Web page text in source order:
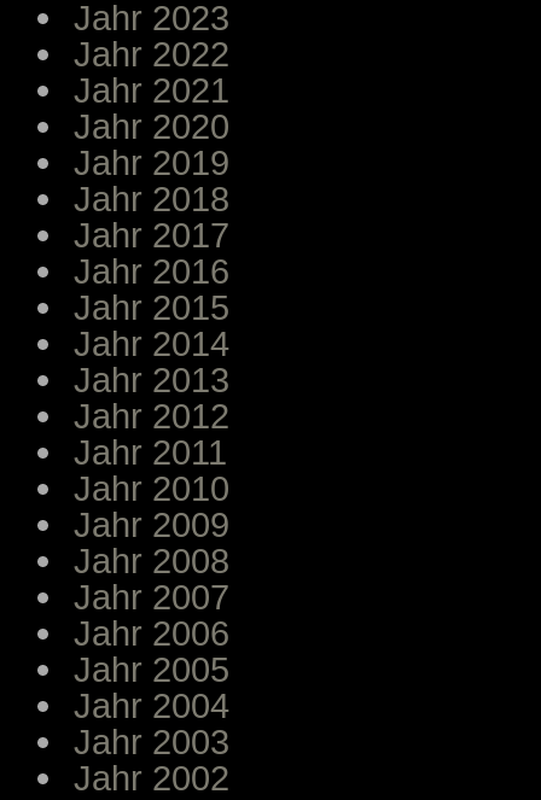
Jahr 2023
Jahr 2022
Jahr 2021
Jahr 2020
Jahr 2019
Jahr 2018
Jahr 2017
Jahr 2016
Jahr 2015
Jahr 2014
Jahr 2013
Jahr 2012
Jahr 2011
Jahr 2010
Jahr 2009
Jahr 2008
Jahr 2007
Jahr 2006
Jahr 2005
Jahr 2004
Jahr 2003
Jahr 2002